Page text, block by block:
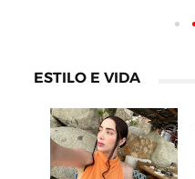
ESTILO E VIDA